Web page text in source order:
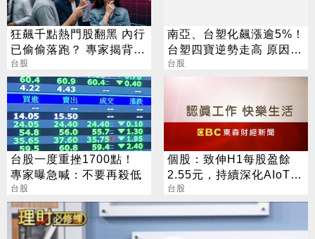
狂飆千點熱門股翻黑 內行
已偷偷落跑？ 專家揭背後
警訊
台股
南亞、台塑化飆漲逾5%！
台塑四寶逆勢走高 原因找
到了
台股
台股一度重挫1700點！
專家曝急喊：不要再殺低
台股
個股：致伸H1每股盈餘
2.55元，持續深化AIoT、
AI智慧監控、機器人與車
用佈局
台股